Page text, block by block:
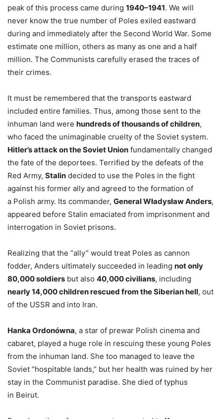
peak of this process came during 1940–1941. We will
never know the true number of Poles exiled eastward
during and immediately after the Second World War. Some
estimate one million, others as many as one and a half
million. The Communists carefully erased the traces of
their crimes.
It must be remembered that the transports eastward
included entire families. Thus, among those sent to the
inhuman land were hundreds of thousands of children,
who faced the unimaginable cruelty of the Soviet system.
Hitler’s attack on the Soviet Union fundamentally changed
the fate of the deportees. Terrified by the defeats of the
Red Army, Stalin decided to use the Poles in the fight
against his former ally and agreed to the formation of
a Polish army. Its commander, General Władysław Anders,
appeared before Stalin emaciated from imprisonment and
interrogation in Soviet prisons.
Realizing that the “ally” would treat Poles as cannon
fodder, Anders ultimately succeeded in leading not only
80,000 soldiers but also 40,000 civilians, including
nearly 14,000 children rescued from the Siberian hell, out
of the USSR and into Iran.
Hanka Ordonówna, a star of prewar Polish cinema and
cabaret, played a huge role in rescuing these young Poles
from the inhuman land. She too managed to leave the
Soviet “hospitable lands,” but her health was ruined by her
stay in the Communist paradise. She died of typhus
in Beirut.